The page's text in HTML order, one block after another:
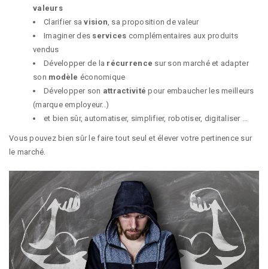
valeurs
Clarifier savision, sa proposition de valeur
Imaginer des services complémentaires aux produits
vendus
Développer de la récurrence sur son marché et adapter
son modèle économique
Développer son attractivité pour embaucher les meilleurs
(marque employeur..)
et bien sûr, automatiser, simplifier, robotiser, digitaliser ...
Vous pouvez bien sûr le faire tout seul et élever votre pertinence sur
le marché.